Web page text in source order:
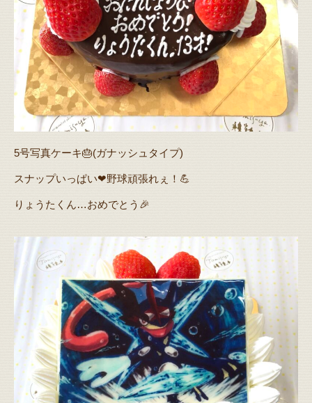
5号写真ケーキ🎂(ガナッシュタイプ)
スナップいっぱい❤野球頑張れぇ！💪
りょうたくん…おめでとう🎉